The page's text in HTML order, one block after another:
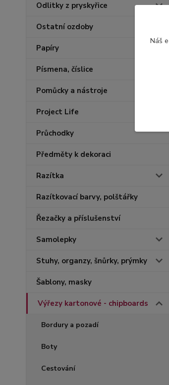
Odlitky z pryskyřice
Ostatní ozdoby
Papíry
Písmena, číslice
Pomůcky a nástroje
Project Life
Průchodky
Předměty k dekoraci
Razítka
Razítkovací barvy, polštářky
Řezačky a příslušenství
Samolepky
Stuhy, organzy, šnůrky, prýmky
Šablony, masky
Výřezy kartonové - chipboards
Bordury a pozadí
Boty
Cestování
Náš